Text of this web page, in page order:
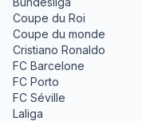
Coupe du Roi
Coupe du monde
Cristiano Ronaldo
FC Barcelone
FC Porto
FC Séville
Laliga